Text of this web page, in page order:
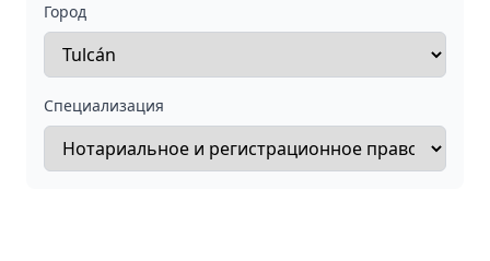
Город
Специализация